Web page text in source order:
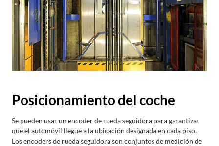
Posicionamiento del coche
Se pueden usar un encoder de rueda seguidora para garantizar
que el automóvil llegue a la ubicación designada en cada piso.
Los encoders de rueda seguidora son conjuntos de medición de